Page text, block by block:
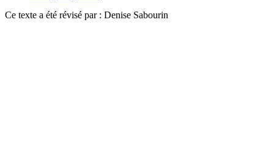
Ce texte a été révisé par : Denise Sabourin